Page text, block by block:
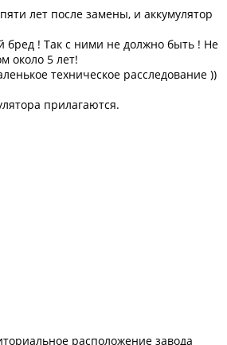
лет после замены, и аккумулятор
бред ! Так с ними не должно быть ! Не
около 5 лет!
техническое расследование ))
прилагаются.
расположение завода